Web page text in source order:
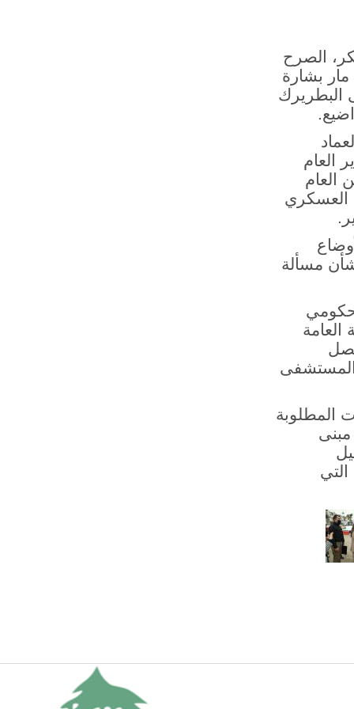
الصرح
بشارة
البطريرك
العام
العام
العسكري
.
مسألة
المطلوبة